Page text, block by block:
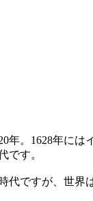
。1628年に
です。
ですが、世界